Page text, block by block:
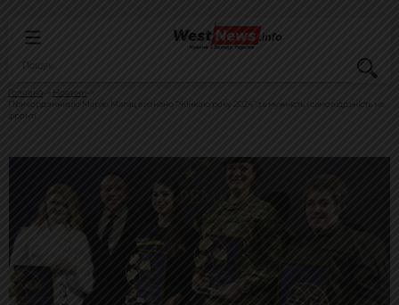
Головна
Новини
Прикордонницю Марію Магац визнано “Жінкою року 2024” за мужність і самовідданість на
фронті